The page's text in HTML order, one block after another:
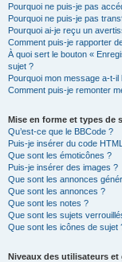
Pourquoi ne puis-je pas
Pourquoi ne puis-je pas
Pourquoi ai-je reçu un
Comment puis-je rapporter
À quoi sert le bouton «
sujet ?
Pourquoi mon message a-t-il
Comment puis-je remonter
Mise en forme et types de
Qu’est-ce que le BBCode ?
Puis-je insérer du code
Que sont les émoticônes ?
Puis-je insérer des images ?
Que sont les annonces
Que sont les annonces ?
Que sont les notes ?
Que sont les sujets
Que sont les icônes de sujet
Niveaux des utilisateurs et